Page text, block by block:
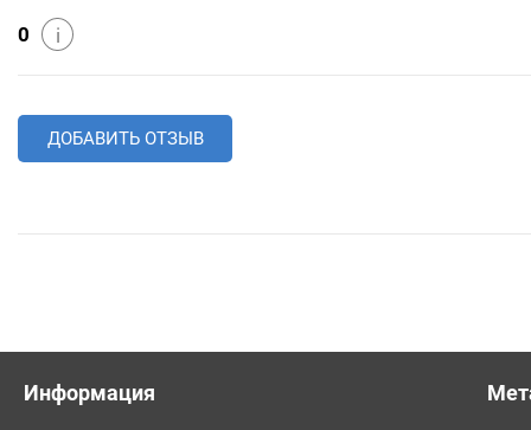
0 i
ДОБАВИТЬ ОТЗЫВ
Информация